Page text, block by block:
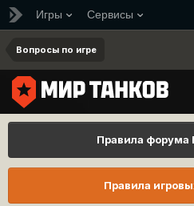
Игры Сервисы
Вопросы по игре
Правила форума
Правила